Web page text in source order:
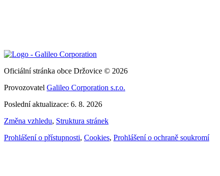
Oficiální stránka obce Držovice © 2026
Provozovatel Galileo Corporation s.r.o.
Poslední aktualizace: 6. 8. 2026
Změna vzhledu, Struktura stránek
Prohlášení o přístupnosti, Cookies, Prohlášení o ochraně soukromí